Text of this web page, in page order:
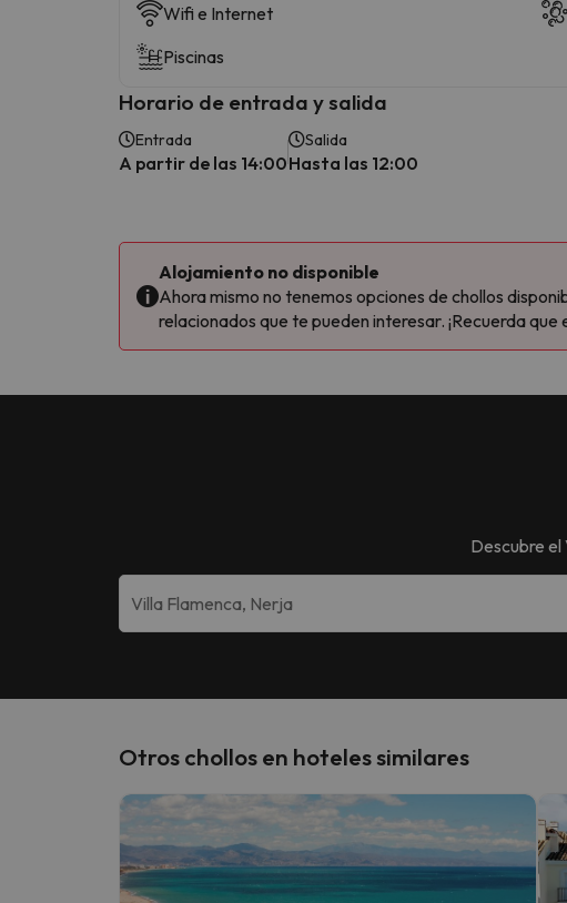
Wifi e Internet
Piscinas
Horario de entrada y salida
Entrada
A partir de las 14:00
Salida
Hasta las 12:00
Alojamiento no disponible
Ahora mismo no tenemos opciones de chollos
relacionados que te pueden interesar. ¡Recuerda
Descubre el
Otros chollos en hoteles similares